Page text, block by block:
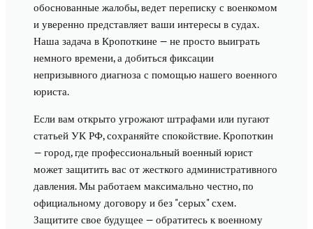
обоснованные жалобы, ведет переписку с военкомом
и уверенно представляет ваши интересы в судах.
Наша задача в Кропоткине — не просто выиграть
немного времени, а добиться фиксации
непризывного диагноза с помощью нашего военного
юриста.
Если вам открыто угрожают штрафами или пугают
статьей УК РФ, сохраняйте спокойствие. Кропоткин
— город, где профессиональный военный юрист
может защитить вас от жесткого административного
давления. Мы работаем максимально честно, по
официальному договору и без "серых" схем.
Защитите свое будущее — обратитесь к военному